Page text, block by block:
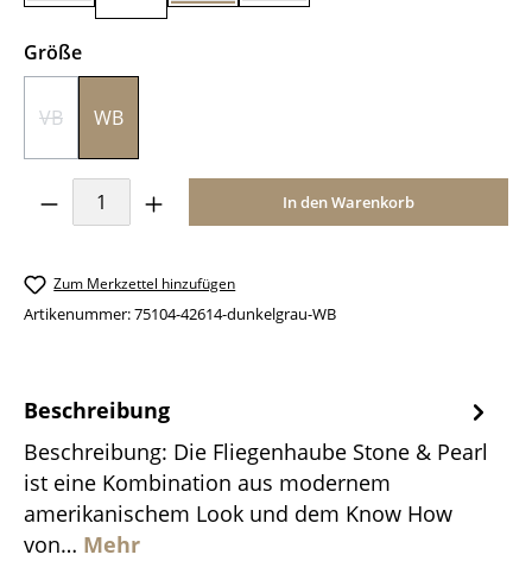
Größeauswählen
VB(Diese Option ist zurzeit nicht verfügbar.)
WB
Produkt Anzahl: Gib den gewünschten
In den Warenkorb
Zum Merkzettel hinzufügen
Artikenummer:75104-42614-dunkelgrau-WB
Beschreibung
Beschreibung: Die Fliegenhaube Stone & Pearl
ist eine Kombination aus modernem
amerikanischem Look und dem Know How
von… Mehr